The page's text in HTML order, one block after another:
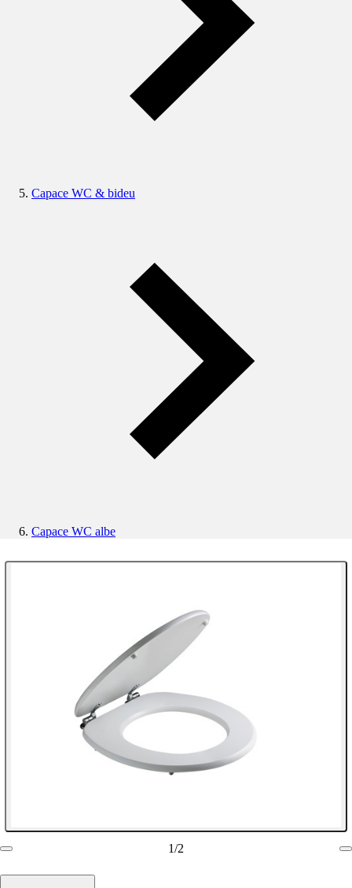
Capace WC & bideu
Capace WC albe
1/2